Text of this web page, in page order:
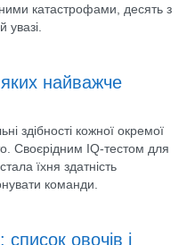
катастрофами, десять з
увазі.
найважче
здібності кожної окремої
Своєрідним IQ-тестом для
їхня здатність
команди.
овочів і